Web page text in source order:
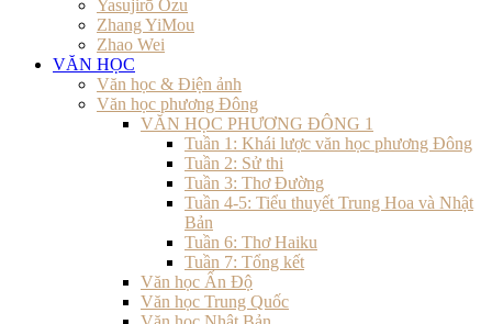
Yasujirō Ozu
Zhang YiMou
Zhao Wei
VĂN HỌC
Văn học & Điện ảnh
Văn học phương Đông
VĂN HỌC PHƯƠNG ĐÔNG 1
Tuần 1: Khái lược văn học phương Đông
Tuần 2: Sử thi
Tuần 3: Thơ Đường
Tuần 4-5: Tiểu thuyết Trung Hoa và Nhật
Bản
Tuần 6: Thơ Haiku
Tuần 7: Tổng kết
Văn học Ấn Độ
Văn học Trung Quốc